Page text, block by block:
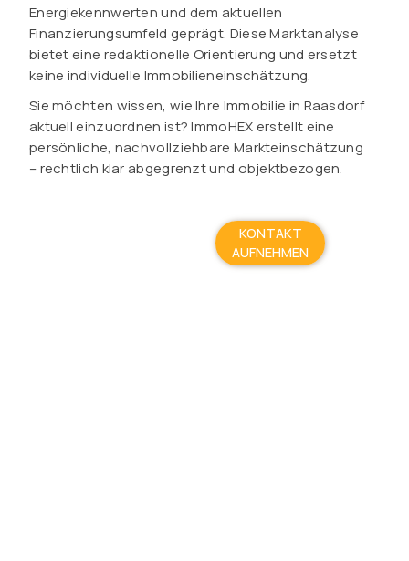
Energiekennwerten und dem aktuellen
Finanzierungsumfeld geprägt. Diese Marktanalyse
bietet eine redaktionelle Orientierung und ersetzt
keine individuelle Immobilieneinschätzung.
Sie möchten wissen, wie Ihre Immobilie in Raasdorf
aktuell einzuordnen ist? ImmoHEX erstellt eine
persönliche, nachvollziehbare Markteinschätzung
– rechtlich klar abgegrenzt und objektbezogen.
KONTAKT
AUFNEHMEN